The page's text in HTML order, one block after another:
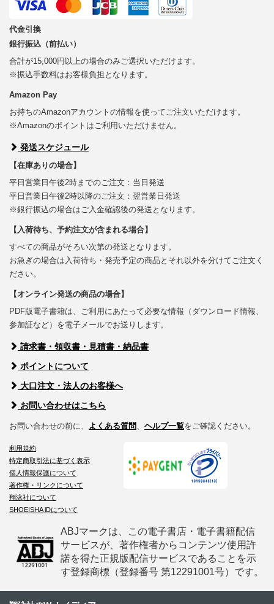
代金引換
銀行振込（前払い）
合計が15,000円以上の場合のみご選択いただけます。
※振込手数料はお客様負担となります。
Amazon Pay
お持ちのAmazonアカウントの情報を使ってご注文いただけます。
※Amazonのポイントはご利用いただけません。
発送スケジュール
【在庫ありの場合】
平日営業日午後2時までのご注文：当日発送
平日営業日午後2時以降のご注文：翌営業日発送
※銀行振込の場合はご入金確認後の発送となります。
【入荷待ち、予約注文が含まれる場合】
すべての商品がそろい次第の発送となります。
お急ぎの場合は入荷待ち・発売予定の商品とそれ以外を分けてご注文く
ださい。
【オンライン発送の商品の場合】
PDF版電子書籍は、ご利用にあたって必要な情報（ダウンロード情報、
参加証など）を電子メールでお送りします。
請求書・領収書・見積書・納品書
ポイントについて
大口注文・法人のお客様へ
お問い合わせはこちら
お問い合わせの前に、 よくある質問 ヘルプ一覧をご確認ください。
利用規約
特定商取引法に基づく表示
個人情報保護について
著作権・リンクについて
翔泳社について
SHOEISHA iDについて
ABJマークは、この電子書店・電子書籍配信
サービスが、著作権者からコンテンツ使用許
諾を得た正規版配信サービスであることを示
す登録商標（登録番号 第12291001号）です。